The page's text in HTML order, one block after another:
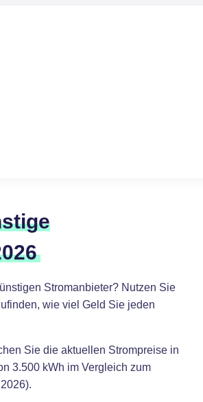
Stromanbieter? Nutzen Sie
wie viel Geld Sie jeden
Sie die aktuellen Strompreise in
3.500 kWh im Vergleich zum